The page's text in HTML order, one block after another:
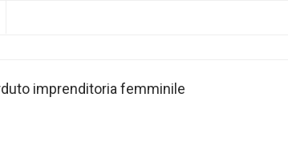
imprenditoria femminile